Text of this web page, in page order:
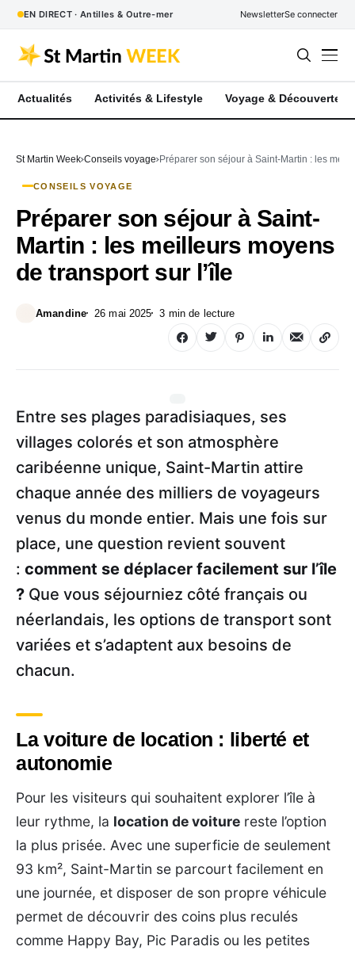
EN DIRECT · Antilles & Outre-mer NewsletterSe connecter
Actualités Activités & Lifestyle Voyage & Découverte
St Martin Week Conseils voyage Préparer son séjour à Saint-Martin : les
CONSEILS VOYAGE
Préparer son séjour à Saint-
Martin : les meilleurs moyens
de transport sur l’île
Amandine 26 mai 2025 3 min de lecture
Entre ses plages paradisiaques, ses
villages colorés et son atmosphère
caribéenne unique, Saint-Martin attire
chaque année des milliers de voyageurs
venus du monde entier. Mais une fois sur
place, une question revient souvent
: comment se déplacer facilement sur l’île
? Que vous séjourniez côté français ou
néerlandais, les options de transport sont
variées et s’adaptent aux besoins de
chacun.
La voiture de location : liberté et
autonomie
Pour les visiteurs qui souhaitent explorer l’île à
leur rythme, la location de voiture reste l’option
la plus prisée. Avec une superficie de seulement
93 km², Saint-Martin se parcourt facilement en
une journée, et disposer de son propre véhicule
permet de découvrir des coins plus reculés
comme Happy Bay, Pic Paradis ou les petites